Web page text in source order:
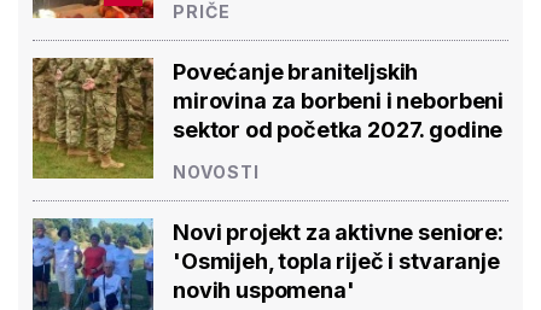
PRIČE
Povećanje braniteljskih
mirovina za borbeni i neborbeni
sektor od početka 2027. godine
NOVOSTI
Novi projekt za aktivne seniore:
'Osmijeh, topla riječ i stvaranje
novih uspomena'